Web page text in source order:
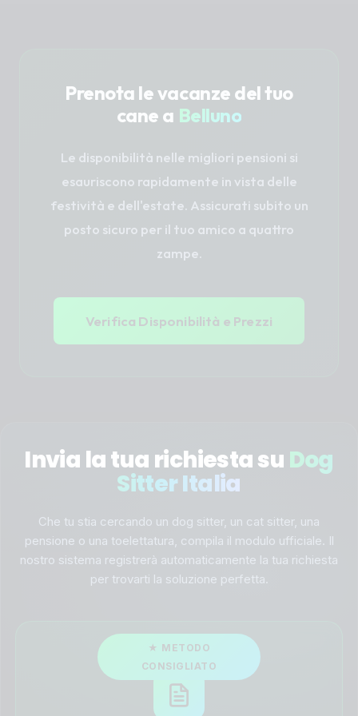
Prenota le vacanze del tuo
cane a Belluno
Le disponibilità nelle migliori pensioni si
esauriscono rapidamente in vista delle
festività e dell'estate. Assicurati subito un
posto sicuro per il tuo amico a quattro
zampe.
Verifica Disponibilità e Prezzi
Invia la tua richiesta su Dog
Sitter Italia
Che tu stia cercando un dog sitter, un cat sitter, una
pensione o una toelettatura, compila il modulo ufficiale. Il
nostro sistema registrerà automaticamente la tua richiesta
per trovarti la soluzione perfetta.